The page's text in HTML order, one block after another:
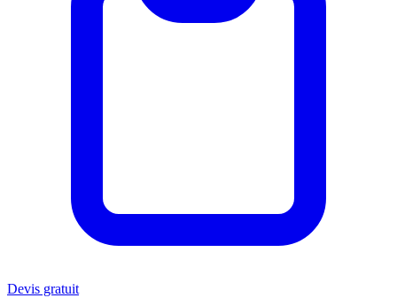
Devis gratuit